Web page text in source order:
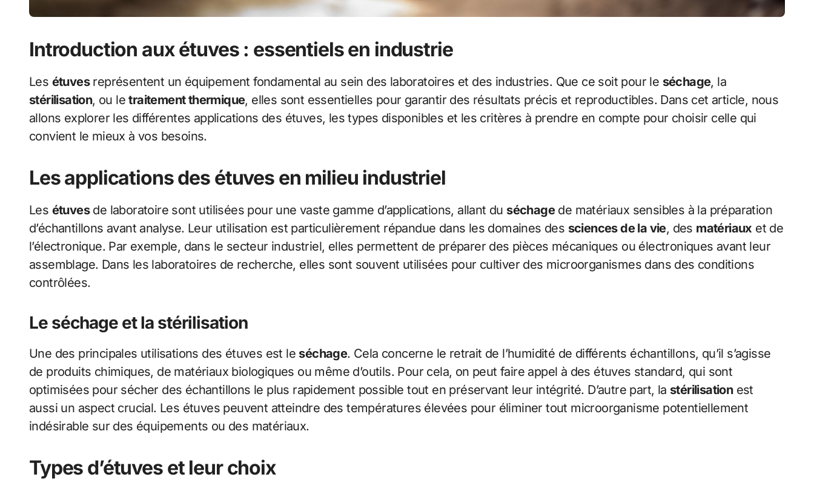
Introduction aux étuves : essentiels en industrie
Les étuvesreprésentent un équipement fondamental au sein des laboratoires et des industries. Que ce soit pour le séchage, la
stérilisation, ou letraitement thermique, elles sont essentielles pour garantir des résultats précis et reproductibles. Dans cet article, nous
allons explorer les différentes applications des étuves, les types disponibles et les critères à prendre en compte pour choisir celle qui
convient le mieux à vos besoins.
Les applications des étuves en milieu industriel
Les étuvesde laboratoire sont utilisées pour une vaste gamme d’applications, allant du séchagede matériaux sensibles à la préparation
d’échantillons avant analyse. Leur utilisation est particulièrement répandue dans les domaines des sciences de la vie, des matériaux et de
l’électronique. Par exemple, dans le secteur industriel, elles permettent de préparer des pièces mécaniques ou électroniques avant leur
assemblage. Dans les laboratoires de recherche, elles sont souvent utilisées pour cultiver des microorganismes dans des conditions
contrôlées.
Le séchage et la stérilisation
Une des principales utilisations des étuves est le séchage. Cela concerne le retrait de l’humidité de différents échantillons, qu’il s’agisse
de produits chimiques, de matériaux biologiques ou même d’outils. Pour cela, on peut faire appel à des étuves standard, qui sont
optimisées pour sécher des échantillons le plus rapidement possible tout en préservant leur intégrité. D’autre part, la stérilisationest
aussi un aspect crucial. Les étuves peuvent atteindre des températures élevées pour éliminer tout microorganisme potentiellement
indésirable sur des équipements ou des matériaux.
Types d’étuves et leur choix